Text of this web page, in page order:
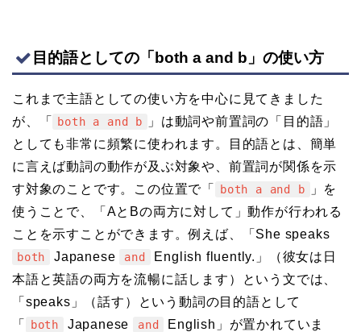
目的語としての「both a and b」の使い方
これまで主語としての使い方を中心に見てきました
が、「
both a and b
」は動詞や前置詞の「目的語」
としても非常に頻繁に使われます。目的語とは、簡単
に言えば動詞の動作が及ぶ対象や、前置詞が関係を示
す対象のことです。この位置で「
both a and b
」を
使うことで、「AとBの両方に対して」動作が行われる
ことを示すことができます。例えば、「She speaks
both Japanese and
English fluently.」（彼女は日
本語と英語の両方を流暢に話します）という文では、
「speaks」（話す）という動詞の目的語として
「
both Japanese and
English」が置かれていま